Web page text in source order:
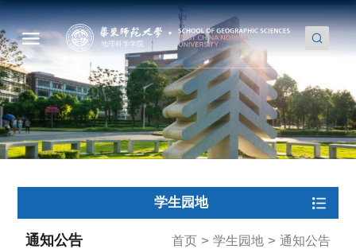
学生园地
首页 > 学生园地 > 通知公告
通知公告